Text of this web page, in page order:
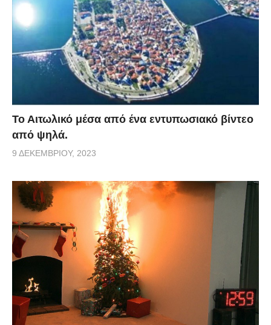
Το Αιτωλικό μέσα από ένα εντυπωσιακό βίντεο
από ψηλά.
9 ΔΕΚΕΜΒΡΊΟΥ, 2023